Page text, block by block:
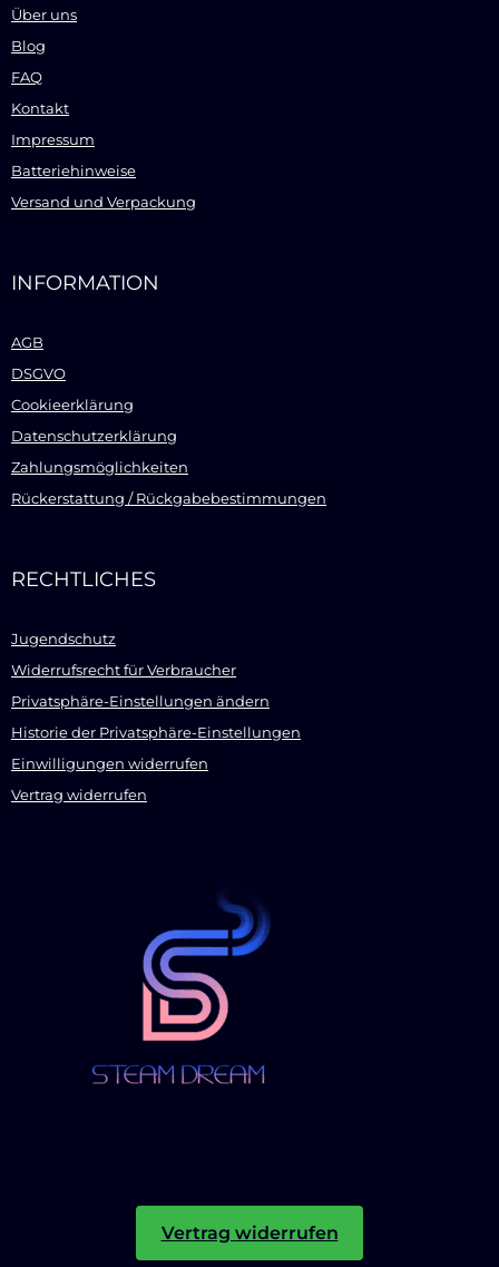
Über uns
Blog
FAQ
Kontakt
Impressum
Batteriehinweise
Versand und Verpackung
INFORMATION
AGB
DSGVO
Cookieerklärung
Datenschutzerklärung
Zahlungsmöglichkeiten
Rückerstattung / Rückgabebestimmungen
RECHTLICHES
Jugendschutz
Widerrufsrecht für Verbraucher
Privatsphäre-Einstellungen ändern
Historie der Privatsphäre-Einstellungen
Einwilligungen widerrufen
Vertrag widerrufen
Vertrag widerrufen